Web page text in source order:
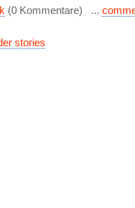
(0 Kommentare) ...
stories